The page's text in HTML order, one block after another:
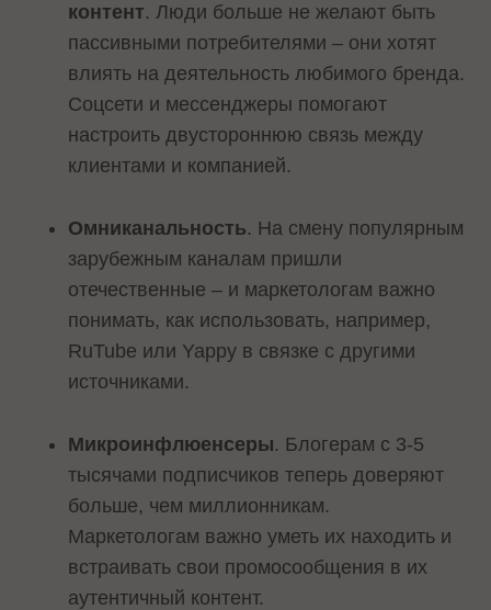
контент. Люди больше не желают быть
пассивными потребителями – они хотят
влиять на деятельность любимого бренда.
Соцсети и мессенджеры помогают
настроить двустороннюю связь между
клиентами и компанией.
Омниканальность. На смену популярным
зарубежным каналам пришли
отечественные – и маркетологам важно
понимать, как использовать, например,
RuTube или Yappy в связке с другими
источниками.
Микроинфлюенсеры. Блогерам с 3-5
тысячами подписчиков теперь доверяют
больше, чем миллионникам.
Маркетологам важно уметь их находить и
встраивать свои промосообщения в их
аутентичный контент.